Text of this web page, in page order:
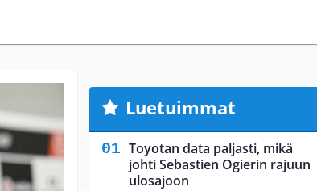
Luetuimmat
Toyotan data paljasti, mikä
johti Sebastien Ogierin rajuun
ulosajoon